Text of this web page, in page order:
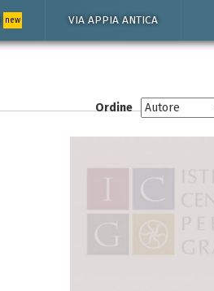
new VIA APPIA ANTICA
Ordine